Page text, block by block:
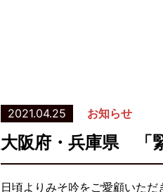
2021.04.25 お知らせ
大阪府・兵庫県 「
日頃よりみそ吟をご愛顧いた